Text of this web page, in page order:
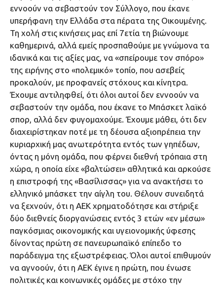
εννοούν να σεβαστούν τον Σύλλογο, που έκανε
υπερήφανη την Ελλάδα στα πέρατα της Οικουμένης.
Τη χολή στις κινήσεις μας επί 7ετία τη βιώνουμε
καθημερινά, αλλά εμείς προσπαθούμε με γνώμονα τα
ιδανικά και τις αξίες μας, να «σπείρουμε τον σπόρο»
της ειρήνης στο «πολεμικό» τοπίο, που ασεβείς
προκαλούν, με προφανείς στόχους και κίνητρα.
Έχουμε αντιληφθεί, ότι όλοι αυτοί δεν εννοούν να
σεβαστούν την ομάδα, που έκανε το Μπάσκετ λαϊκό
σπορ, αλλά δεν φυγομαχούμε. Έχουμε μάθει, ότι δεν
διαχειρίστηκαν ποτέ με τη δέουσα αξιοπρέπεια την
κυριαρχική μας ανωτερότητα εντός των γηπέδων,
όντας η μόνη ομάδα, που φέρνει διεθνή τρόπαια στη
χώρα, η οποία είχε «βαλτώσει» αθλητικά και αρκούσε
η επιστροφή της «Βασίλισσας» για να ανακτήσει το
ελληνικό μπάσκετ την αίγλη του. Θέλουν συνειδητά
να ξεχνούν, ότι η ΑΕΚ χρηματοδότησε και στήριξε
δύο διεθνείς διοργανώσεις εντός 3 ετών «εν μέσω»
παγκόσμιας οικονομικής και υγειονομικής ύφεσης
δίνοντας πρώτη σε πανευρωπαϊκό επίπεδο το
παράδειγμα της εξωστρέφειας. Όλοι αυτοί επιθυμούν
να αγνοούν, ότι η ΑΕΚ έγινε η πρώτη, που ένωσε
πολιτικές και κοινωνικές ομάδες με στόχο την